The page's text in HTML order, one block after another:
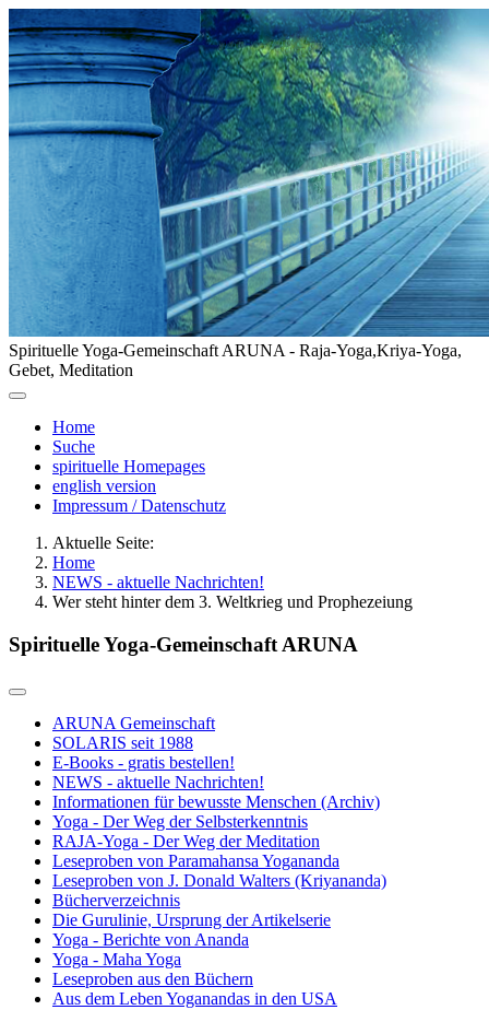
Spirituelle Yoga-Gemeinschaft ARUNA - Raja-Yoga,Kriya-Yoga,
Gebet, Meditation
Home
Suche
spirituelle Homepages
english version
Impressum / Datenschutz
Aktuelle Seite:
Home
NEWS - aktuelle Nachrichten!
Wer steht hinter dem 3. Weltkrieg und Prophezeiung
Spirituelle Yoga-Gemeinschaft ARUNA
ARUNA Gemeinschaft
SOLARIS seit 1988
E-Books - gratis bestellen!
NEWS - aktuelle Nachrichten!
Informationen für bewusste Menschen (Archiv)
Yoga - Der Weg der Selbsterkenntnis
RAJA-Yoga - Der Weg der Meditation
Leseproben von Paramahansa Yogananda
Leseproben von J. Donald Walters (Kriyananda)
Bücherverzeichnis
Die Gurulinie, Ursprung der Artikelserie
Yoga - Berichte von Ananda
Yoga - Maha Yoga
Leseproben aus den Büchern
Aus dem Leben Yoganandas in den USA